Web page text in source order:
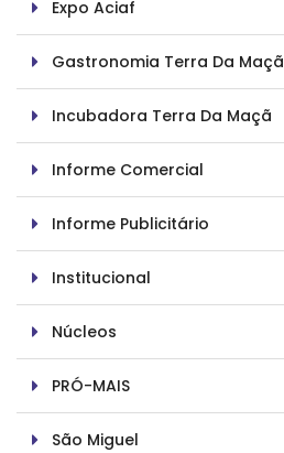
Expo Aciaf
Gastronomia Terra Da Maçã
Incubadora Terra Da Maçã
Informe Comercial
Informe Publicitário
Institucional
Núcleos
PRÓ-MAIS
São Miguel